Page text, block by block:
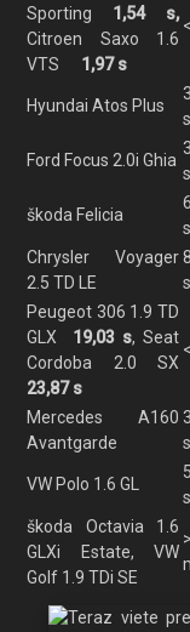
Sporting 1,54 s,
Citroen Saxo 1.6
VTS
1,97 s
Hyundai Atos Plus
s
Ford Focus 2.0i Ghia
s
škoda Felicia
s
Chrysler Voyager
2.5 TD LE
s
Peugeot 306 1.9 TD
GLX 19,03 s, Seat
Cordoba 2.0 SX
23,87 s
Mercedes A160
Avantgarde
s
VW Polo 1.6 GL
s
škoda Octavia 1.6
GLXi Estate, VW
Golf 1.9 TDi SE